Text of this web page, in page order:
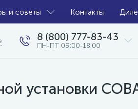
и советы Контакты
8 (800) 777-83-43
ПН-ПТ 09:00-18:00
установки